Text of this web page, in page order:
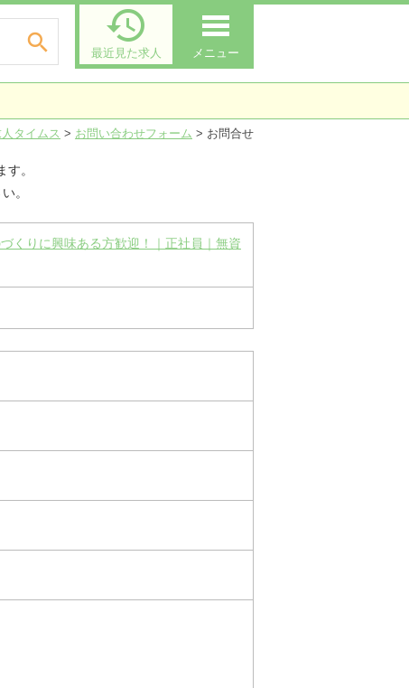
 
最近見た求人 メニュー
タイムス > お問い合わせフォーム > お問合せ
。
。
くりに興味ある方歓迎！｜正社員｜無資